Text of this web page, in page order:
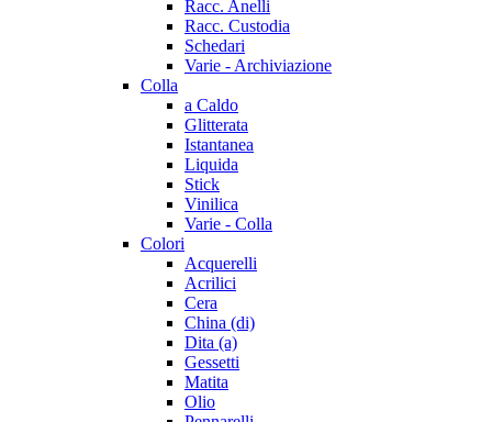
Racc. Anelli
Racc. Custodia
Schedari
Varie - Archiviazione
Colla
a Caldo
Glitterata
Istantanea
Liquida
Stick
Vinilica
Varie - Colla
Colori
Acquerelli
Acrilici
Cera
China (di)
Dita (a)
Gessetti
Matita
Olio